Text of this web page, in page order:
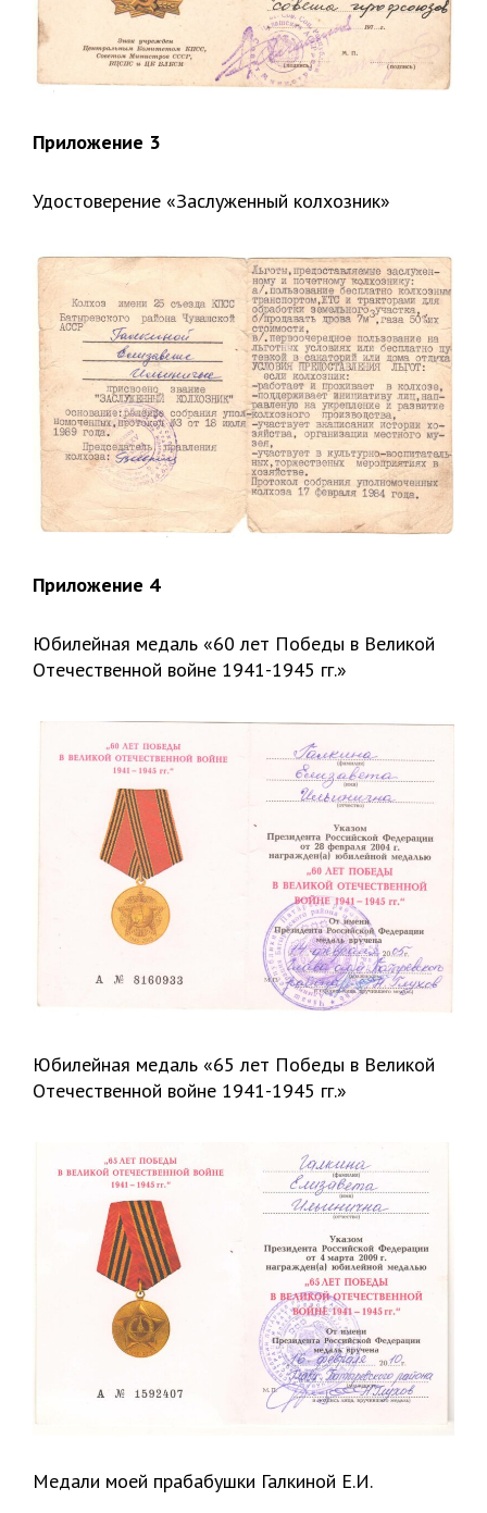
Приложение 3
Удостоверение «Заслуженный колхозник»
Приложение 4
Юбилейная медаль «60 лет Победы в Великой
Отечественной войне 1941-1945 гг.»
Юбилейная медаль «65 лет Победы в Великой
Отечественной войне 1941-1945 гг.»
Медали моей прабабушки Галкиной Е.И.